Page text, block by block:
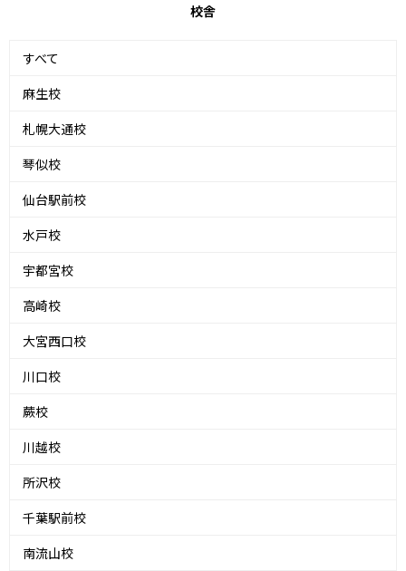
校舎
すべて
麻生校
札幌大通校
琴似校
仙台駅前校
水戸校
宇都宮校
高崎校
大宮西口校
川口校
蕨校
川越校
所沢校
千葉駅前校
南流山校